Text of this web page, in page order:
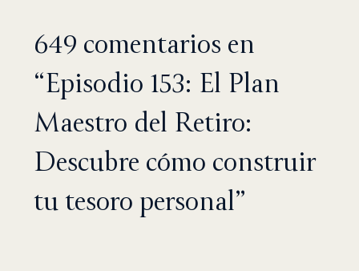
649 comentarios en
“Episodio 153: El Plan
Maestro del Retiro:
Descubre cómo construir
tu tesoro personal”